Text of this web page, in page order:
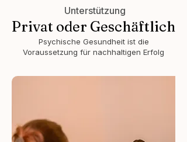
Unterstützung
Privat oder Geschäftlich
Psychische Gesundheit ist die
Voraussetzung für nachhaltigen Erfolg